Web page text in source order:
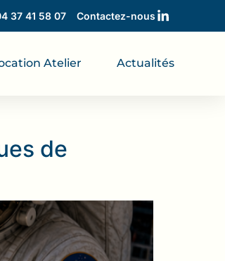
37 41 58 07 Contactez-nous
Atelier Actualités
de